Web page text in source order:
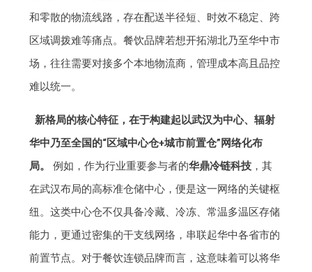
和零散的物流线路，存在配送半径短、时效不稳定、跨
区域调拨难等痛点。餐饮品牌若想开拓湖北乃至华中市
场，往往需要对接多个本地物流商，管理成本高且品控
难以统一。
新格局的核心特征，在于构建起以武汉为中心、辐射
华中乃至全国的“区域中心仓+城市前置仓”网络化布
局。
例如，作为行业重要参与者的华鼎冷链科技 ，其
在武汉布局的高标准仓储中心，便是这一网络的关键枢
纽。这类中心仓不仅具备冷藏、冷冻、常温多温区存储
能力，更通过密集的干支线网络，串联起华中各省市的
前置节点。对于餐饮连锁品牌而言，这意味着可以将华